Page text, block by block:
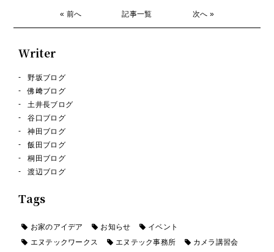
« 前へ 記事一覧 次へ »
Writer
野坂ブログ
佛﨑ブログ
土井長ブログ
谷口ブログ
神田ブログ
飯田ブログ
桐田ブログ
渡辺ブログ
Tags
お家のアイデア お知らせ
イベント
エヌテックワークス
エヌテック事務所
カメラ講習会